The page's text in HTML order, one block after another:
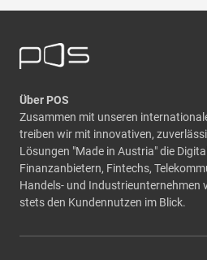
Über POS
Zusammen mit unseren
treiben wir mit innovativen,
Lösungen "Made in Austria" die
Finanzanbietern, Fintechs,
Handels- und Industrieunternehmen
stets den Kundennutzen im Blick.